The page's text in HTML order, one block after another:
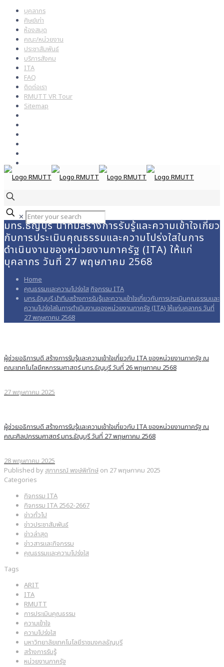
บุคลากร
ศิษย์เก่า
ห้องสมุด
คณะ/หน่วยงาน
ประชาสัมพันธ์
บริการสังคม
ITA
FAQ
ติดต่อเรา
RMUTT VR Tour
Sitemap
✕
มทร.ธัญบุรี นำทีมสร้างการรับรู้และความเข้าใจเกี่ยว
กับการประเมินคุณธรรมและความโปร่งใสในการ
ดำเนินงานของหน่วยงานภาครัฐ (ITA) ให้แก่
บุคลากร วันที่ 27 พฤษภาคม 2568
Home
คุณธรรมและความโปร่งใส กิจกรรม ITA
มทร.ธัญบุรี นำทีมสร้างการรับรู้และความเข้าใจเกี่ยวกับการประเมินคุณธรรมและ
ความโปร่งใสในการดำเนินงานของหน่วยงานภาครัฐ (ITA) ให้แก่บุคลากร วันที่
27 พฤษภาคม 2568
ผู้ช่วยอธิการบดี สร้างการรับรู้และความเข้าใจเกี่ยวกับ ITA ของหน่วยงานภาครัฐ ณ
คณะเทคโนโลยีคหกรรมศาสตร์ มทร.ธัญบุรี วันที่ 26 พฤษภาคม 2568
27 พฤษภาคม 2025
ผู้ช่วยอธิการบดี สร้างการรับรู้และความเข้าใจเกี่ยวกับ ITA ของหน่วยงานภาครัฐ ณ
คณะศิลปกรรมศาสตร์ มทร.ธัญบุรี วันที่ 27 พฤษภาคม 2568
28 พฤษภาคม 2025
Published by สุภาภรณ์ พงษ์พิทักษ์ on 27 พฤษภาคม 2025
Categories
กิจกรรม ITA
กิจกรรม ITA 2562-2667
ข่าวทั่วไป
ข่าวประชาสัมพันธ์
ข่าวล่าสุด
ข่าวสารและกิจกรรม
คุณธรรมและความโปร่งใส
Tags
ARIT
ITA
RMUTT
การประเมินคุณธรรม
ความเข้าใจ
ความโปร่งใส
มหาวิทยาลัยเทคโนโลยีราชมงคลธัญบุรี
สร้างการรับรู้
หน่วยงานภาครัฐ